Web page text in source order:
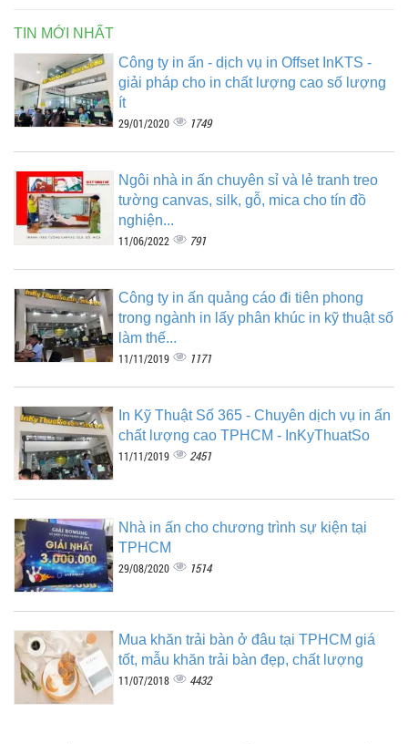
TIN MỚI NHẤT
Công ty in ấn - dịch vụ in Offset InKTS -
giải pháp cho in chất lượng cao số lượng
ít
29/01/2020 1749
Ngôi nhà in ấn chuyên sỉ và lẻ tranh treo
tường canvas, silk, gỗ, mica cho tín đồ
nghiện...
11/06/2022 791
Công ty in ấn quảng cáo đi tiên phong
trong ngành in lấy phân khúc in kỹ thuật số
làm thế...
11/11/2019 1171
In Kỹ Thuật Số 365 - Chuyên dịch vụ in ấn
chất lượng cao TPHCM - InKyThuatSo
11/11/2019 2451
Nhà in ấn cho chương trình sự kiện tại
TPHCM
29/08/2020 1514
Mua khăn trải bàn ở đâu tại TPHCM giá
tốt, mẫu khăn trải bàn đẹp, chất lượng
11/07/2018 4432